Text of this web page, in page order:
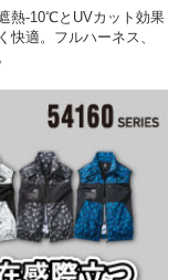
熱-10℃とUVカット効果
適。フルハーネス、